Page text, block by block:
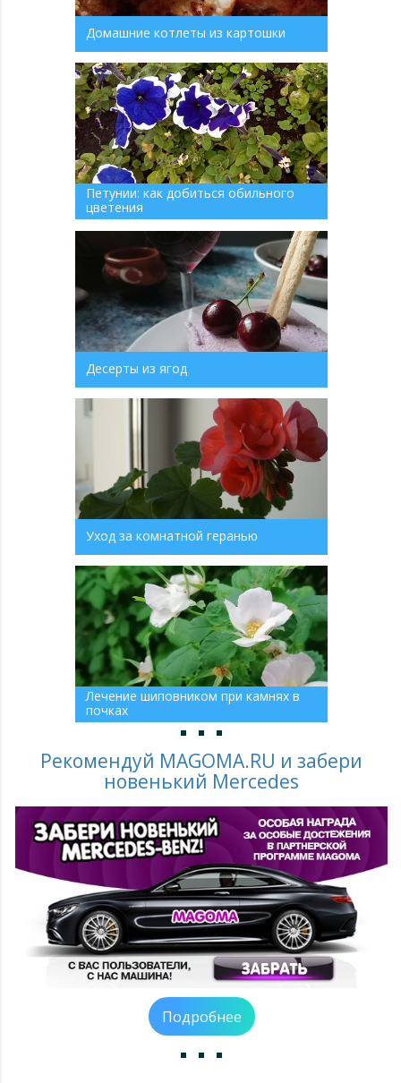
Домашние котлеты из картошки
Петунии: как добиться обильного
цветения
Десерты из ягод
Уход за комнатной геранью
Лечение шиповником при камнях в
почках
Рекомендуй MAGOMA.RU и забери
новенький Mercedes
Подробнее